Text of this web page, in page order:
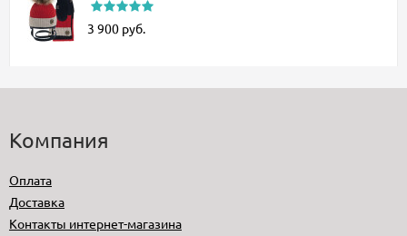
3 900 руб.
Компания
Оплата
Доставка
Контакты интернет-магазина